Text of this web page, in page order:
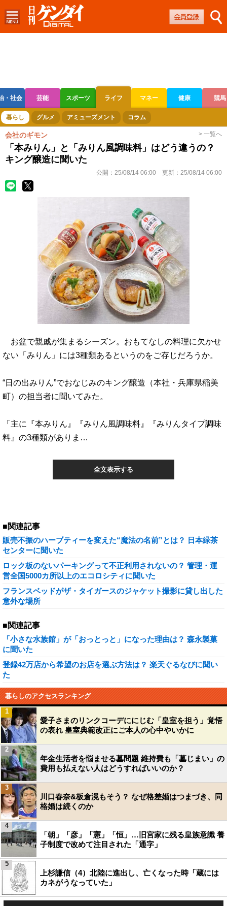
・社会 芸能 スポーツ ライフ マネー 健康 競馬
ボートレース 競輪 オートレース
暮らし グルメ アミューズメント コラム
会社のギモン > 一覧へ
「本みりん」と「みりん風調味料」はどう違うの？
キング醸造に聞いた
公開： 25/08/14 06:00 更新： 25/08/14 06:00
お盆で親戚が集まるシーズン。おもてなしの料理に欠かせ
ない「みりん」には3種類あるというのをご存じだろうか。
“日の出みりん”でおなじみのキング醸造（本社・兵庫県稲美
町）の担当者に聞いてみた。
「主に『本みりん』『みりん風調味料』『みりんタイプ調味
料』の3種類がありま…
全文表示する
■関連記事
販売不振のハーブティーを変えた“魔法の名前”とは？ 日本緑茶
センターに聞いた
ロック板のないパーキングって不正利用されないの？ 管理・運
営全国5000カ所以上のエコロシティに聞いた
フランスベッドがザ・タイガースのジャケット撮影に貸し出した
意外な場所
■関連記事
「小さな水族館」が「おっとっと」になった理由は？ 森永製菓
に聞いた
登録42万店から希望のお店を選ぶ方法は？ 楽天ぐるなびに聞い
た
暮らしのアクセスランキング
愛子さまのリンクコーデににじむ「皇室を担う」覚悟
の表れ 皇室典範改正にご本人の心中やいかに
1
年金生活者を悩ませる墓問題 維持費も「墓じまい」の
費用も払えない人はどうすればいいのか？
2
川口春奈&板倉滉もそう？ なぜ格差婚はつまづき、同
格婚は続くのか
3
「朝」「彦」「憲」「恒」…旧宮家に残る皇族意識 養
子制度で改めて注目された「通字」
4
上杉謙信（4）北陸に進出し、亡くなった時「蔵には
カネがうなっていた」
5